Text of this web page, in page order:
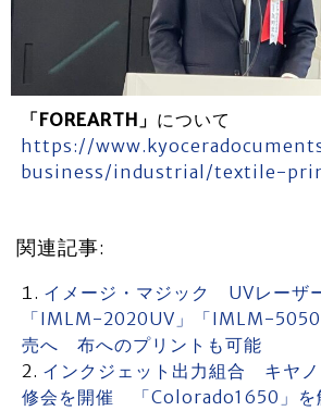
「FOREARTH」 について
https://
business/industrial/textile-
関連記事:
イメージ・マジック UVレーザ
「IMLM-2020UV」「IMLM-
売へ 布へのプリントも可能
インクジェット出力組合 キヤ
修会を開催 「Colorado1650」を